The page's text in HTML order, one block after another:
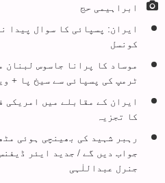
ابراہیمی حج
ایران: پسپائی کا سوال پیدا
کونسل
موساد کا پرانا جاسوس لبنان
ٹرمپ کی پسپائی سے سیخ پا +
ایران کے مقابلے میں امریکی
کا تجزیہ
رہبر شہید کی بھینچی ہوئی
جواب دیں گے / جدید ایئر
جنرل عبداللٰہی